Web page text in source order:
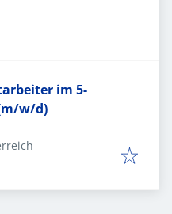
im 5-
w/d)